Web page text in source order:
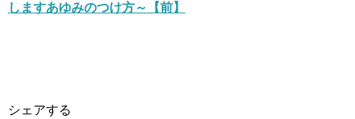
しますあゆみのつけ方～【前】
シェアする